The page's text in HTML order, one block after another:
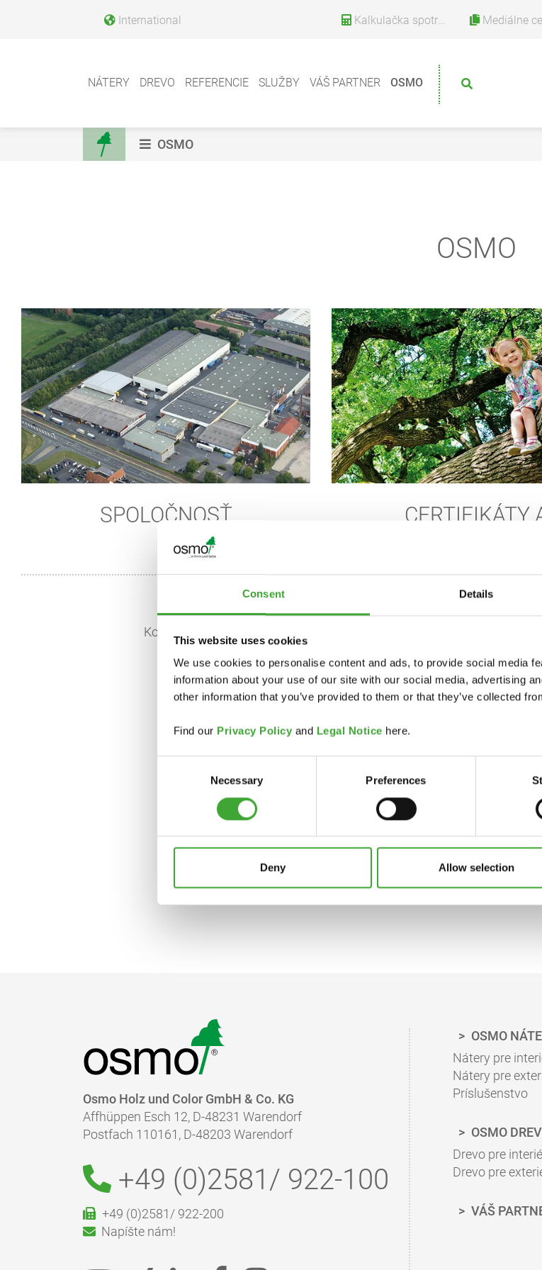
Consent Details
This website uses cookies
We use cookies to personalise content and ads, to provide social media
information about your use of our site with our social media, advertising
other information that you’ve provided to them or that they’ve collected
Find our Privacy Policy and Legal Notice here.
Necessary Preferences
Deny Allow selection
International Kalkulačka spotreby Mediálne
NÁTERY DREVO REFERENCIE SLUŽBY VÁŠ PARTNER OSMO
OSMO
OSMO
SPOLOČNOSŤ
CERTIFIKÁTY
Kontakt
Osmo Holz und Color GmbH & Co. KG
Affhüppen Esch 12, D-48231 Warendorf
Postfach 110161, D-48203 Warendorf
+49 (0)2581/ 922-100
+49 (0)2581/ 922-200
Napíšte nám!
OSMO
Nátery pre
Nátery pre
Príslušenstvo
OSMO
Drevo pre
Drevo pre
VÁŠ